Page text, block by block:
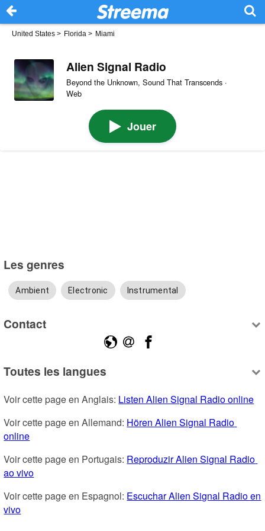
United States > Florida > Miami
Alien Signal Radio
Beyond the Unknown, Sound That Transcends ·
Web
Jouer
Les genres
Ambient Electronic Instrumental
Contact
Toutes les langues
Voir cette page en Anglais: Listen Alien Signal Radio online
Voir cette page en Allemand: Hören Alien Signal Radio
online
Voir cette page en Portugais: Reproduzir Alien Signal Radio
ao vivo
Voir cette page en Espagnol: Escuchar Alien Signal Radio en
vivo